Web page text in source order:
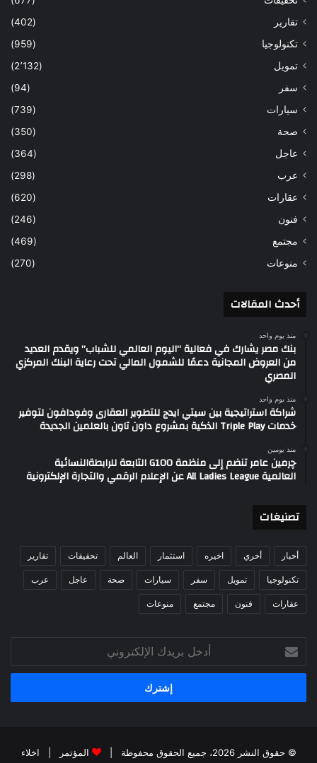
تقارير
(402)
تكنولوجيا
(959)
تمويل
(2٬132)
سفر
(94)
سيارات
(739)
صحة
(350)
عاجل
(364)
عرب
(298)
عقارات
(620)
فنون
(246)
مجتمع
(469)
منوعات
(270)
أحدث المقالات
منذ يوم واحد
بنك مصر يشارك في فعالية “اليوم العالمي للشباب” ويقدم العديد
من العروض المجانية دعمًا للشمول المالي تحت رعاية البنك المركزي
المصري
منذ يوم واحد
شراكة استراتيجية بين سيتي ايدج للتطوير العقارى وفودافون لتوفير
خدمات Triple Play الذكية بمشروع داون تاون بالعلمين الجديدة
منذ يومين
چرمين عامر تنضم إلى منظمة G100 التابعة للرابطةالنسائية
العالمية All Ladies League عن الإعلام الرقمي والتجارة الإلكترونية
تصنيغات
أخبار أخري اخيره استثمار العالم تحقيقات تقارير
تكنولوجيا تمويل سفر سيارات صحة عاجل عرب
عقارات فنون مجتمع منوعات
بريدك
الإلكتروني
© حقوق النشر 2026، جميع الحقوق محفوظة | المؤتمر اخلاء